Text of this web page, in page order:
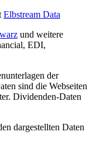
Elbstream Data
und weitere
EDI,
der
sind die Webseiten
Dividenden-Daten
dargestellten Daten